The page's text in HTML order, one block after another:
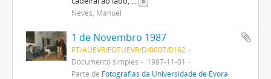
Neves, Manuel
1 de Novembro 1987
PT/AUEVR/FOTUEVR/D/0007/0162
Documento simples
1987-11-01
Parte de Fotografias da Universidade de Évora